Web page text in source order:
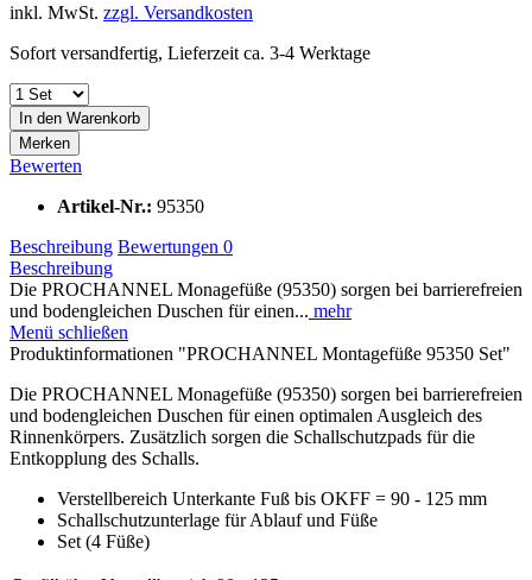
inkl. MwSt. zzgl. Versandkosten
Sofort versandfertig, Lieferzeit ca. 3-4 Werktage
In den Warenkorb
Merken
Bewerten
Artikel-Nr.: 95350
Beschreibung Bewertungen 0
Beschreibung
Die PROCHANNEL Monagefüße (95350) sorgen bei barrierefreien
und bodengleichen Duschen für einen... mehr
Menü schließen
Produktinformationen "PROCHANNEL Montagefüße 95350 Set"
Die PROCHANNEL Monagefüße (95350) sorgen bei barrierefreien
und bodengleichen Duschen für einen optimalen Ausgleich des
Rinnenkörpers. Zusätzlich sorgen die Schallschutzpads für die
Entkopplung des Schalls.
Verstellbereich Unterkante Fuß bis OKFF = 90 - 125 mm
Schallschutzunterlage für Ablauf und Füße
Set (4 Füße)